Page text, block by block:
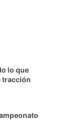
lo que
tracción